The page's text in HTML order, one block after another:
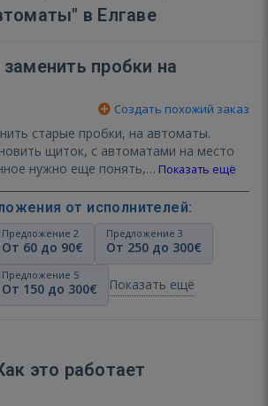
в Елгаве
пробки на
Создать похожий заказ
старые пробки, на автоматы.
щиток, с автоматами на место
нужно еще понять,… Показать ещё
от исполнителей:
Предложение 2
От 60 до 90€
Предложение 3
От 250 до 300€
Предложение 5
От 150 до 300€ Показать ещё
это работает